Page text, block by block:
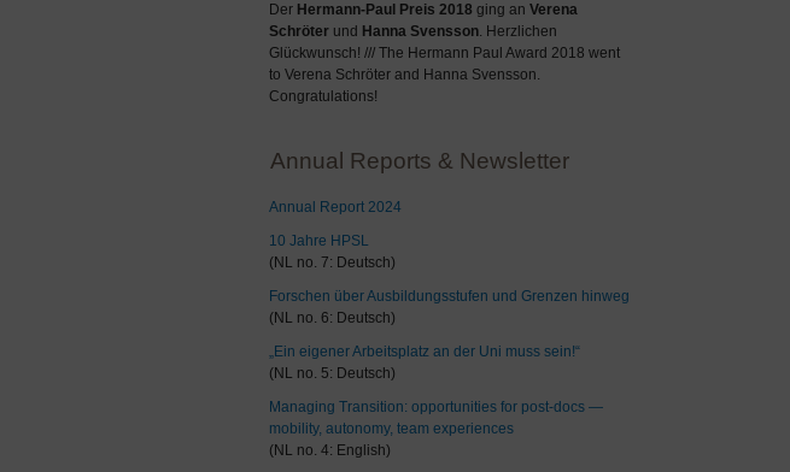
Der Hermann-Paul Preis 2018 ging an Verena
Schröter und Hanna Svensson. Herzlichen
Glückwunsch! /// The Hermann Paul Award 2018 went
to Verena Schröter and Hanna Svensson.
Congratulations!
Annual Reports & Newsletter
Annual Report 2024
10 Jahre HPSL
(NL no. 7: Deutsch)
Forschen über Ausbildungsstufen und Grenzen hinweg
(NL no. 6: Deutsch)
„Ein eigener Arbeitsplatz an der Uni muss sein!“
(NL no. 5: Deutsch)
Managing Transition: opportunities for post-docs —
mobility, autonomy, team experiences
(NL no. 4: English)